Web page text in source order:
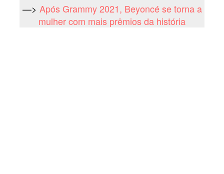
—> Após Grammy 2021, Beyoncé se torna a
mulher com mais prêmios da história